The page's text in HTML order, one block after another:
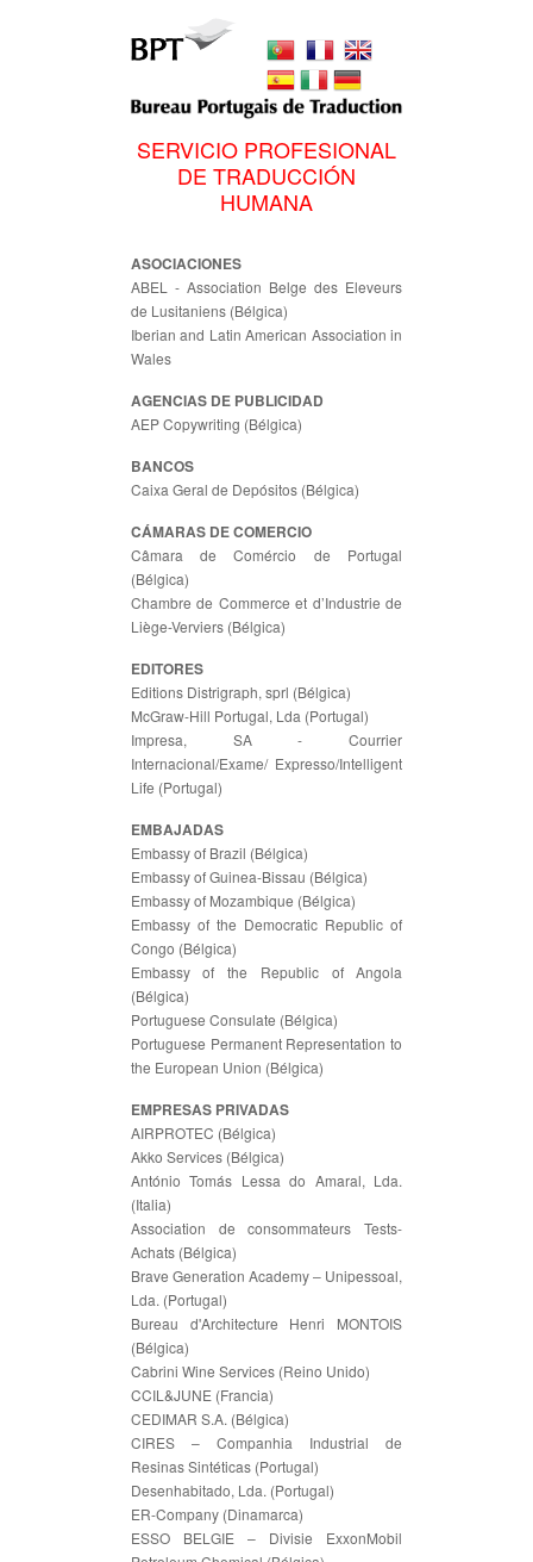
SERVICIO PROFESIONAL
DE TRADUCCIÓN
HUMANA
ASOCIACIONES
ABEL - Association Belge des Eleveurs
de Lusitaniens (Bélgica)
Iberian and Latin American Association in
Wales
AGENCIAS DE PUBLICIDAD
AEP Copywriting (Bélgica)
BANCOS
Caixa Geral de Depósitos (Bélgica)
CÁMARAS DE COMERCIO
Câmara de Comércio de Portugal
(Bélgica)
Chambre de Commerce et d’Industrie de
Liège-Verviers (Bélgica)
EDITORES
Editions Distrigraph, sprl (Bélgica)
McGraw-Hill Portugal, Lda (Portugal)
Impresa, SA - Courrier
Internacional/Exame/ Expresso/Intelligent
Life (Portugal)
EMBAJADAS
Embassy of Brazil (Bélgica)
Embassy of Guinea-Bissau (Bélgica)
Embassy of Mozambique (Bélgica)
Embassy of the Democratic Republic of
Congo (Bélgica)
Embassy of the Republic of Angola
(Bélgica)
Portuguese Consulate (Bélgica)
Portuguese Permanent Representation to
the European Union (Bélgica)
EMPRESAS PRIVADAS
AIRPROTEC (Bélgica)
Akko Services (Bélgica)
António Tomás Lessa do Amaral, Lda.
(Italia)
Association de consommateurs Tests-
Achats (Bélgica)
Brave Generation Academy ‒ Unipessoal,
Lda. (Portugal)
Bureau d'Architecture Henri MONTOIS
(Bélgica)
Cabrini Wine Services (Reino Unido)
CCIL&JUNE (Francia)
CEDIMAR S.A. (Bélgica)
CIRES – Companhia Industrial de
Resinas Sintéticas (Portugal)
Desenhabitado, Lda. (Portugal)
ER-Company (Dinamarca)
ESSO BELGIE – Divisie ExxonMobil